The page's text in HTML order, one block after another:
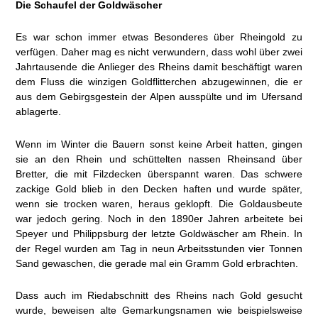
Die Schaufel der Goldwäscher
Es war schon immer etwas Besonderes über Rheingold zu
verfügen. Daher mag es nicht verwundern, dass wohl über zwei
Jahrtausende die Anlieger des Rheins damit beschäftigt waren
dem Fluss die winzigen Goldflitterchen abzugewinnen, die er
aus dem Gebirgsgestein der Alpen ausspülte und im Ufersand
ablagerte.
Wenn im Winter die Bauern sonst keine Arbeit hatten, gingen
sie an den Rhein und schüttelten nassen Rheinsand über
Bretter, die mit Filzdecken überspannt waren. Das schwere
zackige Gold blieb in den Decken haften und wurde später,
wenn sie trocken waren, heraus geklopft. Die Goldausbeute
war jedoch gering. Noch in den 1890er Jahren arbeitete bei
Speyer und Philippsburg der letzte Goldwäscher am Rhein. In
der Regel wurden am Tag in neun Arbeitsstunden vier Tonnen
Sand gewaschen, die gerade mal ein Gramm Gold erbrachten.
Dass auch im Riedabschnitt des Rheins nach Gold gesucht
wurde, beweisen alte Gemarkungsnamen wie beispielsweise